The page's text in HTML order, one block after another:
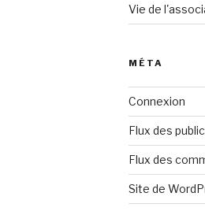
Vie de
MÉTA
Connexion
Flux des
Flux des
Site de